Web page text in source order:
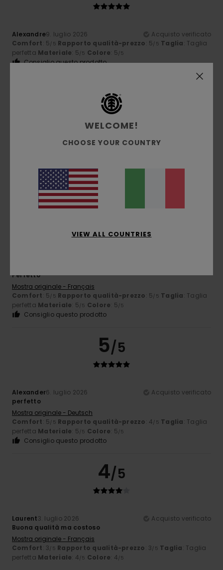
Alexandre9. luglio 2026
Acquisto verificato
Comfort: 5/5 Rapporto qualità-prezzo: 5/5 Taglia: Taglia
perfetta Materiale: 5/5 Colore: 5/5
Consiglio questo prodotto
5/5
9. luglio 2026
Acquisto verificato
Comfort: 5/5 Rapporto qualità-prezzo Taglia: Taglia
Materiale: 5/5 Colore
Consiglio questo prodotto
Perfetto
Mostra originale - Français
Comfort: 5/5 Rapporto qualità-prezzo: 5/5 Taglia: Taglia
perfetta Materiale: 5/5 Colore: 5/5
Consiglio questo prodotto
5/5
Alexander6. luglio 2026
Acquisto verificato
perfetto
Mostra originale - Deutsch
Comfort: 5/5 Rapporto qualità-prezzo: 4/5 Taglia: Taglia
perfetta Materiale: 5/5 Colore: 5/5
Consiglio questo prodotto
4/5
Laurent3. luglio 2026
Acquisto verificato
Buona qualità ma costoso
Mostra originale - Français
Comfort: 3/5 Rapporto qualità-prezzo: 3/5 Taglia: Taglia
perfetta Materiale: 4/5 Colore: 4/5
WELCOME!
CHOOSE YOUR COUNTRY
VIEW ALL COUNTRIES